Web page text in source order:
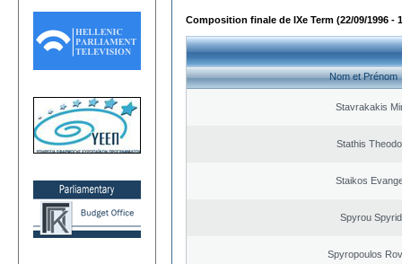
Composition finale de IXe Term (22/09/1996 -
Nom et Prénom
Stavrakakis
Stathis
Staikos
Spyrou
Spyropoulos